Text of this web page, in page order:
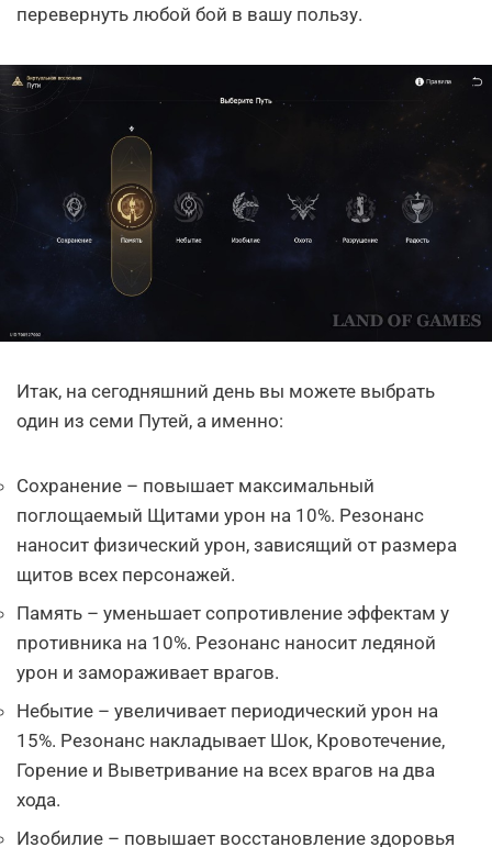
перевернуть любой бой в вашу пользу.
Итак, на сегодняшний день вы можете выбрать
один из семи Путей, а именно:
Сохранение – повышает максимальный
поглощаемый Щитами урон на 10%. Резонанс
наносит физический урон, зависящий от размера
щитов всех персонажей.
Память – уменьшает сопротивление эффектам у
противника на 10%. Резонанс наносит ледяной
урон и замораживает врагов.
Небытие – увеличивает периодический урон на
15%. Резонанс накладывает Шок, Кровотечение,
Горение и Выветривание на всех врагов на два
хода.
Изобилие – повышает восстановление здоровья